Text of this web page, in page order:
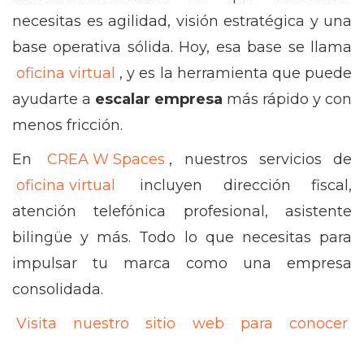
necesitas es agilidad, visión estratégica y una
base operativa sólida. Hoy, esa base se llama
oficina virtual , y es la herramienta que puede
ayudarte a escalar empresa más rápido y con
menos fricción.
En
CREA W Spaces , nuestros servicios de
oficina virtual
incluyen dirección fiscal,
atención telefónica profesional, asistente
bilingüe y más. Todo lo que necesitas para
impulsar tu marca como una empresa
consolidada.
Visita nuestro sitio web para conocer